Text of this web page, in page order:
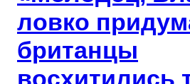
ловко
британцы
восхитились